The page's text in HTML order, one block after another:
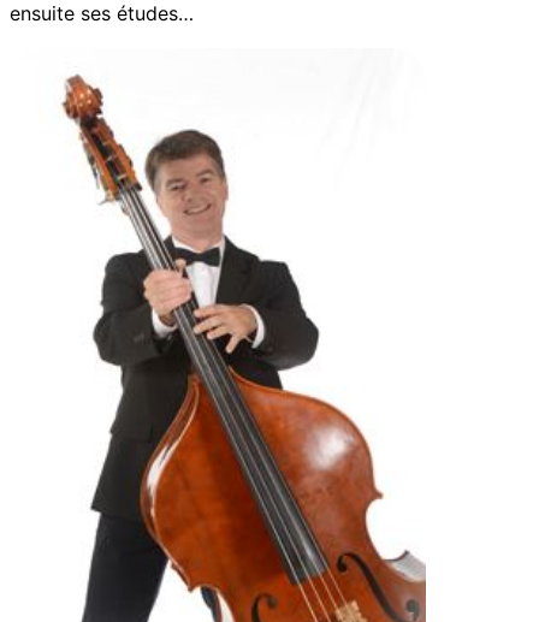
ensuite ses études…